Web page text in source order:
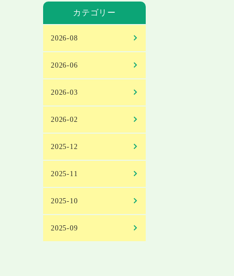
カテゴリー
2026-08
2026-06
2026-03
2026-02
2025-12
2025-11
2025-10
2025-09